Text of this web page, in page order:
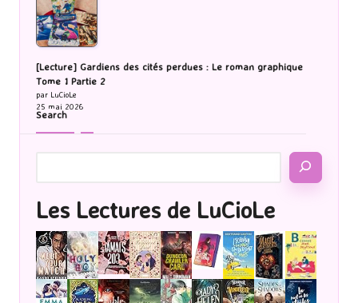
[Lecture] Gardiens des cités perdues : Le roman graphique
Tome 1 Partie 2
par LuCioLe
25 mai 2026
Search
Les Lectures de LuCioLe